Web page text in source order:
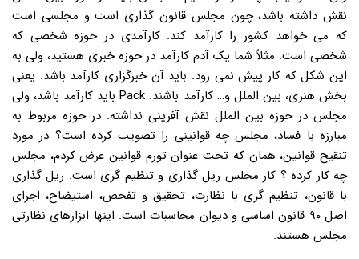
نقش داشته باشد، چون مجلس قانون گذاری است و مجلسی است
که می خواهد کشور را کارآمد کند. کارآمدی در حوزه شخصی که
شخصی است. مثلاً شما یک آدم کارآمد در حوزه خبری هستید، ولی به
این شکل که کار پیش نمی رود. باید آن خبرگزاری کارآمد باشد. یعنی
بخش هنری، بین الملل و… کارآمد باشند. Pack باید کارآمد باشد، ولی
مجلس در حوزه بین الملل نقش آفرینی نداشته. در حوزه مربوط به
مبارزه با فساد، مجلس چه قوانینی را تصویب کرده است؟ در مورد
تنقیح قوانین، همان که تحت عنوان تورم قوانین عرض کردم، مجلس
چه کار کرده ؟ کار مجلس ریل گذاری و تنظیم گری است. ریل گذاری
با قانون، تنظیم گری با نظارت، تحقیق و تفحص، استیضاح، اجرای
اصل ۹۰ قانون اساسی و دیوان محاسبات است. اینها ابزارهای نظارتی
مجلس هستند.